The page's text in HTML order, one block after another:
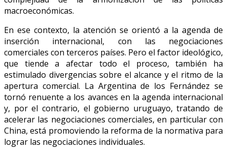
macroeconómicas.
En ese contexto, la atención se orientó a la agenda de
inserción internacional, con las negociaciones
comerciales con terceros países. Pero el factor ideológico,
que tiende a afectar todo el proceso, también ha
estimulado divergencias sobre el alcance y el ritmo de la
apertura comercial. La Argentina de los Fernández se
tornó renuente a los avances en la agenda internacional
y, por el contrario, el gobierno uruguayo, tratando de
acelerar las negociaciones comerciales, en particular con
China, está promoviendo la reforma de la normativa para
lograr las negociaciones individuales.